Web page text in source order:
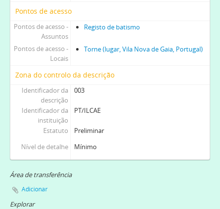
Pontos de acesso
Pontos de acesso -
Assuntos
Registo de batismo
Pontos de acesso -
Locais
Torne (lugar, Vila Nova de Gaia, Portugal)
Zona do controlo da descrição
Identificador da
descrição
003
Identificador da
instituição
PT/ILCAE
Estatuto
Preliminar
Nível de detalhe
Mínimo
Área de transferência
Adicionar
Explorar